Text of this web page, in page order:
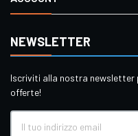
NEWSLETTER
Iscriviti alla nostra newsletter
offerte!